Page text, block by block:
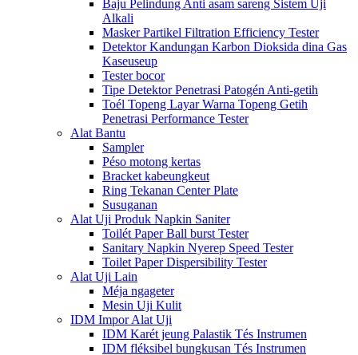
Baju Pelindung Anti asam sareng Sistem Uji
Alkali
Masker Partikel Filtration Efficiency Tester
Detektor Kandungan Karbon Dioksida dina Gas
Kaseuseup
Tester bocor
Tipe Detektor Penetrasi Patogén Anti-getih
Toél Topeng Layar Warna Topeng Getih
Penetrasi Performance Tester
Alat Bantu
Sampler
Péso motong kertas
Bracket kabeungkeut
Ring Tekanan Center Plate
Susuganan
Alat Uji Produk Napkin Saniter
Toilét Paper Ball burst Tester
Sanitary Napkin Nyerep Speed ​​Tester
Toilet Paper Dispersibility Tester
Alat Uji Lain
Méja ngageter
Mesin Uji Kulit
IDM Impor Alat Uji
IDM Karét jeung Palastik Tés Instrumen
IDM fléksibel bungkusan Tés Instrumen